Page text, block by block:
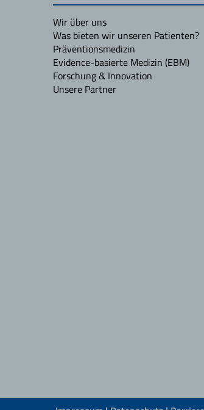
Wir über uns
Was bieten wir unseren Patienten?
Präventionsmedizin
Evidence-basierte Medizin (EBM)
Forschung & Innovation
Unsere Partner